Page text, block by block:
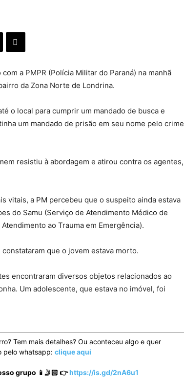
a PMPR (Polícia Militar do Paraná) na manhã
da Zona Norte de Londrina.
o local para cumprir um mandado de busca e
um mandado de prisão em seu nome pelo crime
resistiu à abordagem e atirou contra os agentes,
vitais, a PM percebeu que o suspeito ainda estava
do Samu (Serviço de Atendimento Médico de
ao Trauma em Emergência).
que o jovem estava morto.
encontraram diversos objetos relacionados ao
Um adolescente, que estava no imóvel, foi
Tem mais detalhes? Ou aconteceu algo e quer
pelo whatsapp: clique aqui
grupo 📱🤳🏻 👉https://is.gd/2nA6u1